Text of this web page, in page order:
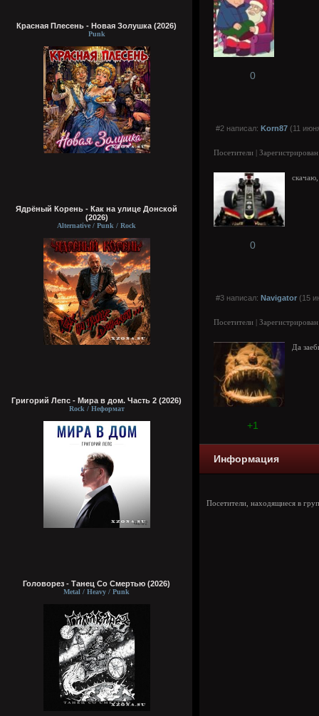
Красная Плесень - Новая Золушка (2026)
Punk
Ядрёный Корень - Как на улице Донской
(2026)
Alternative / Punk / Rock
Григорий Лепс - Мира в дом. Часть 2 (2026)
Rock / Неформат
Головорез - Tанец Со Смертью (2026)
Metal / Heavy / Punk
0
#2 написал: Korn87 (11
Посетители |
0
#3 написал: Navigator (15
Посетители |
Да
+1
Информация
Посетители, находящиеся в